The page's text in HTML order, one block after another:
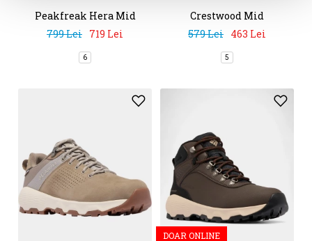
Peakfreak Hera Mid
Outdry
799 Lei 719 Lei
6
Crestwood Mid
Waterproof
579 Lei 463 Lei
5
DOAR ONLINE